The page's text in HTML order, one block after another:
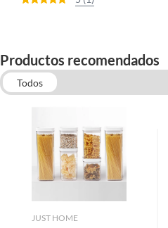
Productos recomendados
Todos
Baño, Cocina y Limpieza.
JUST HOME